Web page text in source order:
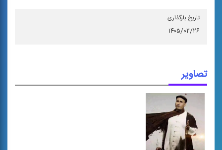
تاریخ بارگذاری
۱۴۰۵/۰۲/۲۶
تصاویر